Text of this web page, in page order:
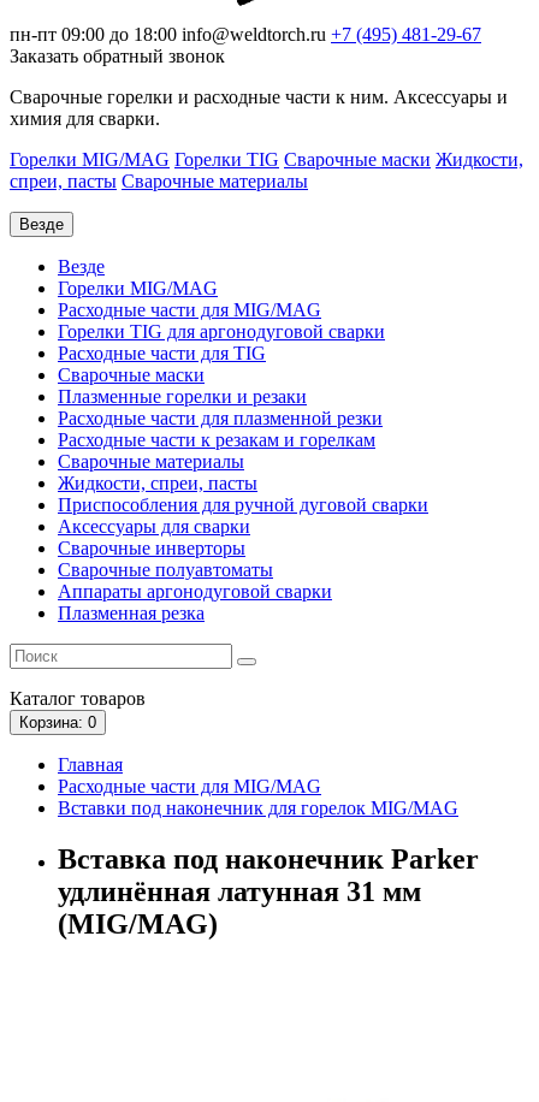
пн-пт 09:00 до 18:00 info@weldtorch.ru +7 (495) 481-29-67
Заказать обратный звонок
Сварочные горелки и расходные части к ним. Аксессуары и
химия для сварки.
Горелки MIG/MAG Горелки TIG Сварочные маски Жидкости,
спреи, пасты Сварочные материалы
Везде
Везде
Горелки MIG/MAG
Расходные части для MIG/MAG
Горелки TIG для аргонодуговой сварки
Расходные части для TIG
Сварочные маски
Плазменные горелки и резаки
Расходные части для плазменной резки
Расходные части к резакам и горелкам
Сварочные материалы
Жидкости, спреи, пасты
Приспособления для ручной дуговой сварки
Аксессуары для сварки
Сварочные инверторы
Сварочные полуавтоматы
Аппараты аргонодуговой сварки
Плазменная резка
Каталог товаров
Корзина: 0
Главная
Расходные части для MIG/MAG
Вставки под наконечник для горелок MIG/MAG
Вставка под наконечник Parker
удлинённая латунная 31 мм
(MIG/MAG)